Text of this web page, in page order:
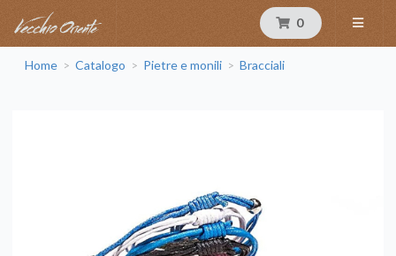
0
Home > Catalogo > Pietre e monili > Bracciali